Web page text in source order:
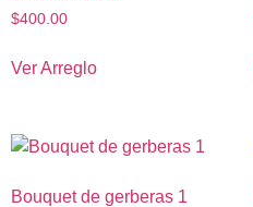
$400.00
Ver Arreglo
Bouquet de gerberas 1